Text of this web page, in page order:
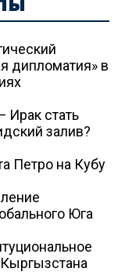
дипломатия» в
Ирак стать
залив?
Петро на Кубу
Юга